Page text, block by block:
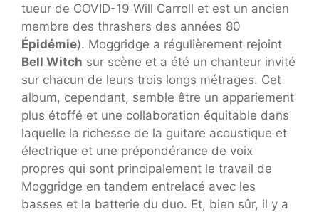
tueur de COVID-19 Will Carroll et est un ancien
membre des thrashers des années 80
Épidémie). Moggridge a régulièrement rejoint
Bell Witch sur scène et a été un chanteur invité
sur chacun de leurs trois longs métrages. Cet
album, cependant, semble être un appariement
plus étoffé et une collaboration équitable dans
laquelle la richesse de la guitare acoustique et
électrique et une prépondérance de voix
propres qui sont principalement le travail de
Moggridge en tandem entrelacé avec les
basses et la batterie du duo. Et, bien sûr, il y a